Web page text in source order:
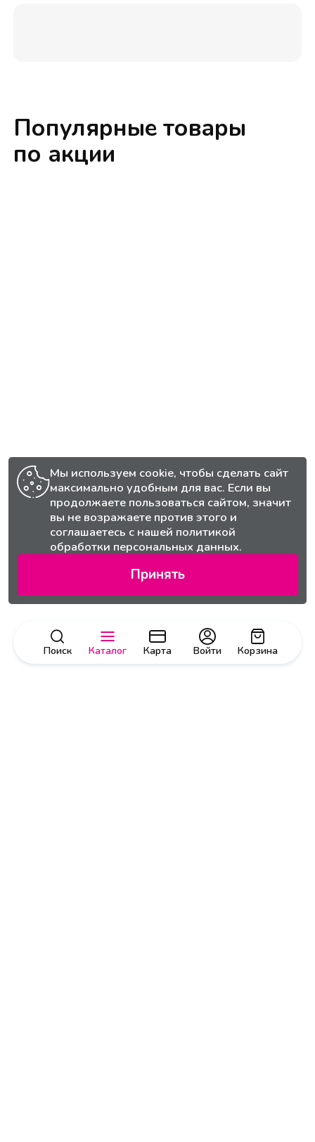
Поиск Каталог Карта Корзина
Войти
Популярные товары
по акции
Мы используем cookie, чтобы сделать сайт
максимально удобным для вас. Если вы
продолжаете пользоваться сайтом, значит
вы не возражаете против этого и
соглашаетесь с нашей политикой
обработки персональных данных.
Принять